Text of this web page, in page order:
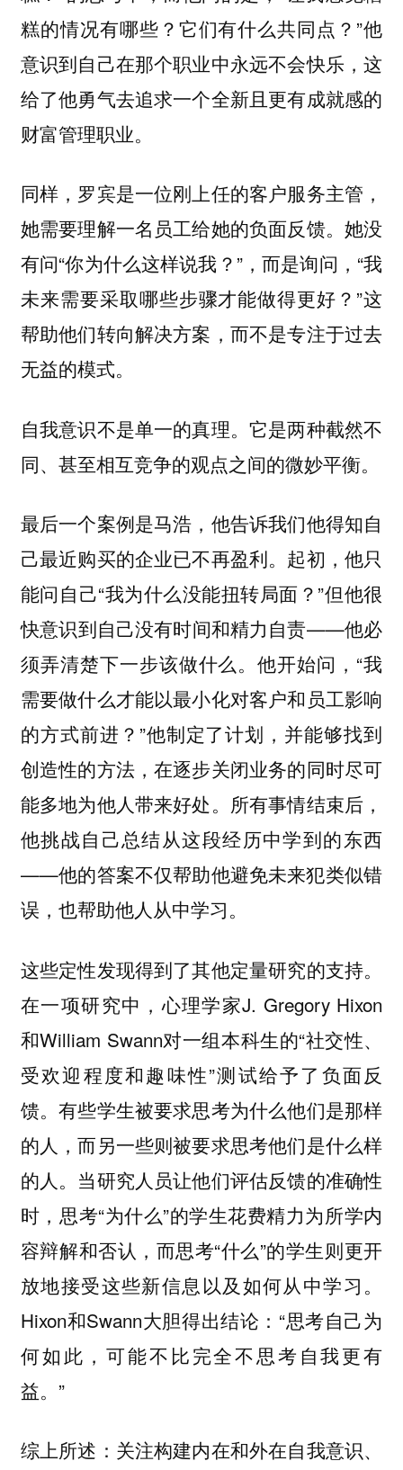
糕的情况有哪些？它们有什么共同点？”他
意识到自己在那个职业中永远不会快乐，这
给了他勇气去追求一个全新且更有成就感的
财富管理职业。
同样，罗宾是一位刚上任的客户服务主管，
她需要理解一名员工给她的负面反馈。她没
有问“你为什么这样说我？”，而是询问，“我
未来需要采取哪些步骤才能做得更好？”这
帮助他们转向解决方案，而不是专注于过去
无益的模式。
自我意识不是单一的真理。它是两种截然不
同、甚至相互竞争的观点之间的微妙平衡。
最后一个案例是马浩，他告诉我们他得知自
己最近购买的企业已不再盈利。起初，他只
能问自己“我为什么没能扭转局面？”但他很
快意识到自己没有时间和精力自责——他必
须弄清楚下一步该做什么。他开始问，“我
需要做什么才能以最小化对客户和员工影响
的方式前进？”他制定了计划，并能够找到
创造性的方法，在逐步关闭业务的同时尽可
能多地为他人带来好处。所有事情结束后，
他挑战自己总结从这段经历中学到的东西
——他的答案不仅帮助他避免未来犯类似错
误，也帮助他人从中学习。
这些定性发现得到了其他定量研究的支持。
在一项研究中，心理学家J. Gregory Hixon
和William Swann对一组本科生的“社交性、
受欢迎程度和趣味性”测试给予了负面反
馈。有些学生被要求思考为什么他们是那样
的人，而另一些则被要求思考他们是什么样
的人。当研究人员让他们评估反馈的准确性
时，思考“为什么”的学生花费精力为所学内
容辩解和否认，而思考“什么”的学生则更开
放地接受这些新信息以及如何从中学习。
Hixon和Swann大胆得出结论：“思考自己为
何如此，可能不比完全不思考自我更有
益。”
综上所述：关注构建内在和外在自我意识、